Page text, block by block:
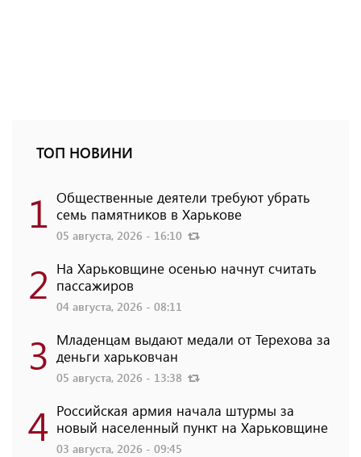
ТОП НОВИНИ
1 Общественные деятели требуют убрать
семь памятников в Харькове
05 августа, 2026 - 16:10
2 На Харьковщине осенью начнут считать
пассажиров
04 августа, 2026 - 08:11
3 Младенцам выдают медали от Терехова за
деньги харьковчан
05 августа, 2026 - 13:38
4 Российская армия начала штурмы за
новый населенный пункт на Харьковщине
03 августа, 2026 - 09:45